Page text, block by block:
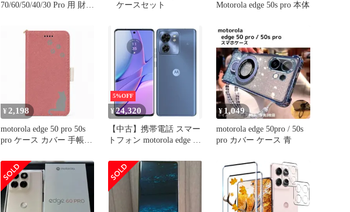
70/60/50/40/30 Pro 用 財布
ケースセット
Motorola edge 50s pro 本体
¥2,198
motorola edge 50 pro 50s
pro ケース カバー 手帳型
edge 50 Proカバー edge
50s Proケース edge 50s
Proカバー "q-11m-27-dn03
5%OFF
¥24,320
【中古】携帯電話 スマー
トフォン motorola edge 40
ルナブルー)
[PAY50002JP]
¥ 1,049
motorola edge 50pro / 50s
pro カバー ケース 青